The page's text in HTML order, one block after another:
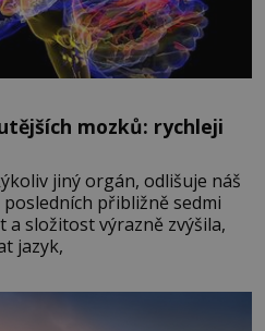
mozků: rychleji
jiný orgán, odlišuje náš
přibližně sedmi
složitost výrazně zvýšila,
jazyk,